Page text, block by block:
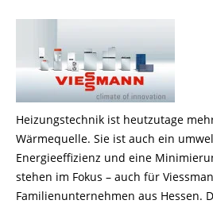
Heizungstechnik ist heutzutage
Wärmequelle. Sie ist auch ein
Energieeffizienz und eine
stehen im Fokus – auch für
Familienunternehmen aus Hessen.